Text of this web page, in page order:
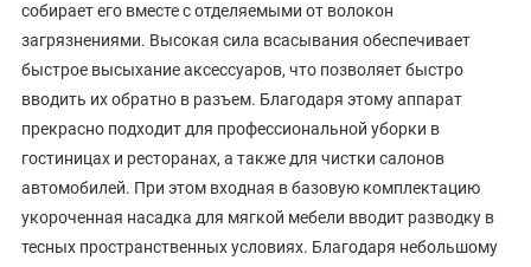
собирает его вместе с отделяемыми от волокон
загрязнениями. Высокая сила всасывания обеспечивает
быстрое высыхание аксессуаров, что позволяет быстро
вводить их обратно в разъем. Благодаря этому аппарат
прекрасно подходит для профессиональной уборки в
гостиницах и ресторанах, а также для чистки салонов
автомобилей. При этом входная в базовую комплектацию
укороченная насадка для мягкой мебели вводит разводку в
тесных пространственных условиях. Благодаря небольшому